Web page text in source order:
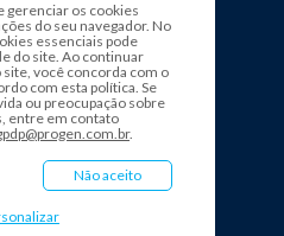
gerenciar os cookies
do seu navegador. No
essenciais pode
do site. Ao continuar
você concorda com o
com esta política. Se
ou preocupação sobre
entre em contato
.
Não aceito